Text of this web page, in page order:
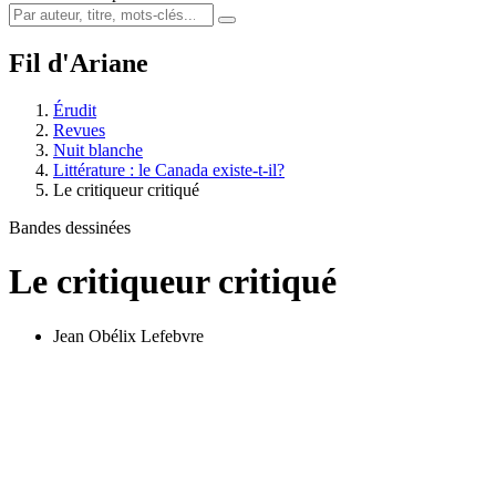
Fil d'Ariane
Érudit
Revues
Nuit blanche
Littérature : le Canada existe-t-il?
Le critiqueur critiqué
Bandes dessinées
Le critiqueur critiqué
Jean Obélix Lefebvre